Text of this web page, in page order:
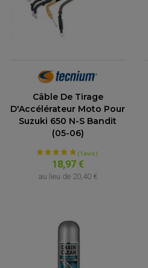
Câble De Tirage
D'Accélérateur Moto Pour
Suzuki 650 N-S Bandit
(05-06)
18,97 €
au lieu de 20,40 €